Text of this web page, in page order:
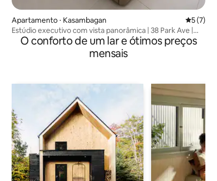
Apartamento ⋅ Kasambagan 5 de
5 (7)
Estúdio executivo com vista panorâmica | 38 Park Ave |
Academia | Piscina
O conforto de um lar e ótimos preços
mensais